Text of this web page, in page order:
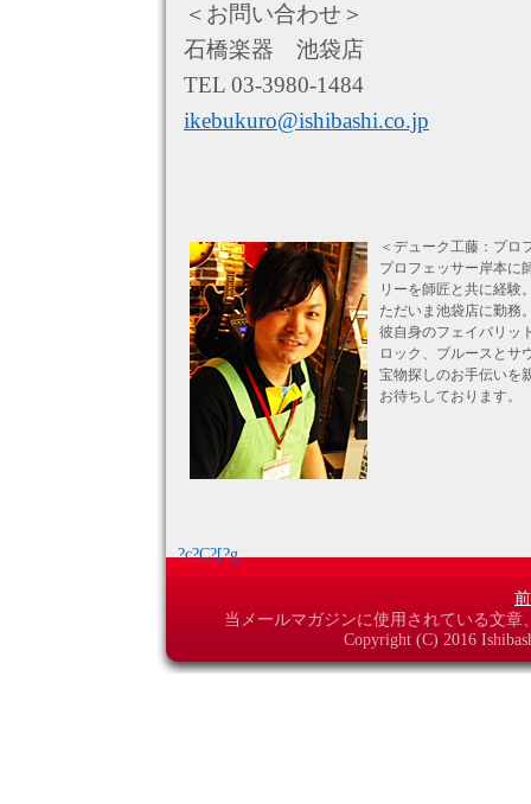
＜お問い合わせ＞
石橋楽器 池袋店
TEL 03-3980-1484
ikebukuro@ishibashi.co.jp
＜デューク工藤：プロ
プロフェッサー岸本に
リーを師匠と共に経験
ただいま池袋店に勤務
彼自身のフェイバリッ
ロック、ブルースとサ
宝物探しのお手伝いを
お待ちしております。
?c?C?[?g
当メールマガジンに使用されている文
Copyright (C) 2016